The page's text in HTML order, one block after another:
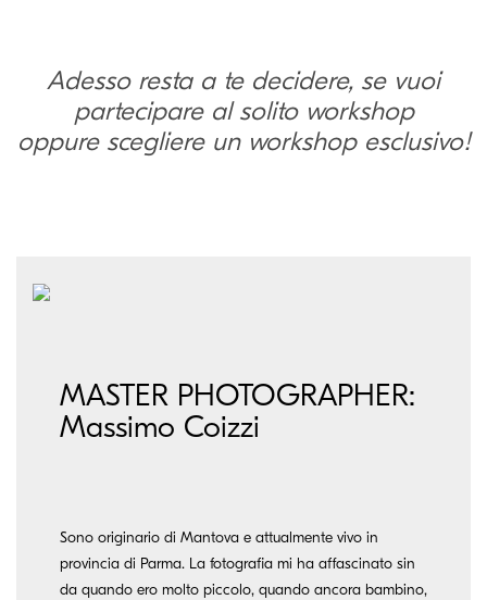
Adesso resta a te decidere, se vuoi
partecipare al solito workshop
oppure scegliere un workshop esclusivo!
MASTER PHOTOGRAPHER:
Massimo Coizzi
Sono originario di Mantova e attualmente vivo in
provincia di Parma. La fotografia mi ha affascinato sin
da quando ero molto piccolo, quando ancora bambino,